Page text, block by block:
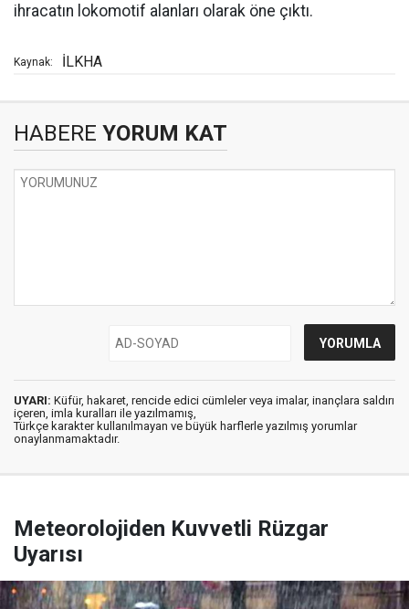
ihracatın lokomotif alanları olarak öne çıktı.
Kaynak: İLKHA
HABERE YORUM KAT
UYARI: Küfür, hakaret, rencide edici cümleler veya imalar, inançlara saldırı
içeren, imla kuralları ile yazılmamış,
Türkçe karakter kullanılmayan ve büyük harflerle yazılmış yorumlar
onaylanmamaktadır.
Meteorolojiden Kuvvetli Rüzgar
Uyarısı